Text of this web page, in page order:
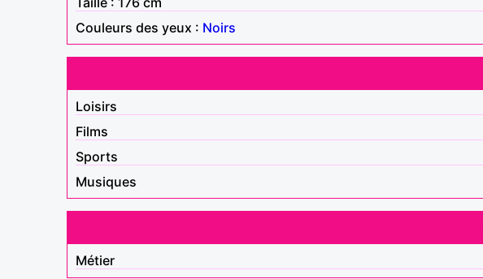
Couleurs des yeux : Noirs
Loisirs
Films
Sports
Musiques
Métier